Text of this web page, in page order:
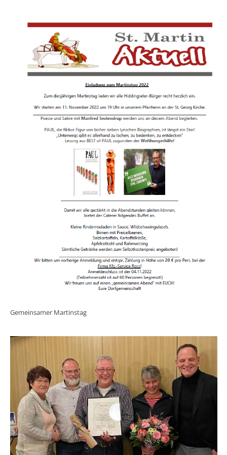
Gemeinsamer Martinstag